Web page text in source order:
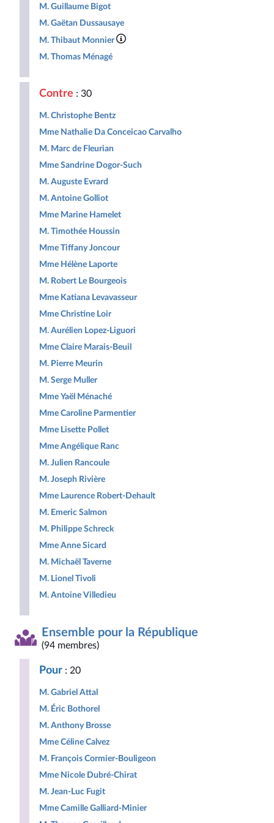
M. Guillaume Bigot
M. Gaëtan Dussausaye
M. Thibaut Monnier
M. Thomas Ménagé
Contre : 30
M. Christophe Bentz
Mme Nathalie Da Conceicao Carvalho
M. Marc de Fleurian
Mme Sandrine Dogor-Such
M. Auguste Evrard
M. Antoine Golliot
Mme Marine Hamelet
M. Timothée Houssin
Mme Tiffany Joncour
Mme Hélène Laporte
M. Robert Le Bourgeois
Mme Katiana Levavasseur
Mme Christine Loir
M. Aurélien Lopez-Liguori
Mme Claire Marais-Beuil
M. Pierre Meurin
M. Serge Muller
Mme Yaël Ménaché
Mme Caroline Parmentier
Mme Lisette Pollet
Mme Angélique Ranc
M. Julien Rancoule
M. Joseph Rivière
Mme Laurence Robert-Dehault
M. Emeric Salmon
M. Philippe Schreck
Mme Anne Sicard
M. Michaël Taverne
M. Lionel Tivoli
M. Antoine Villedieu
Ensemble pour la République
(94 membres)
Pour : 20
M. Gabriel Attal
M. Éric Bothorel
M. Anthony Brosse
Mme Céline Calvez
M. François Cormier-Bouligeon
Mme Nicole Dubré-Chirat
M. Jean-Luc Fugit
Mme Camille Galliard-Minier